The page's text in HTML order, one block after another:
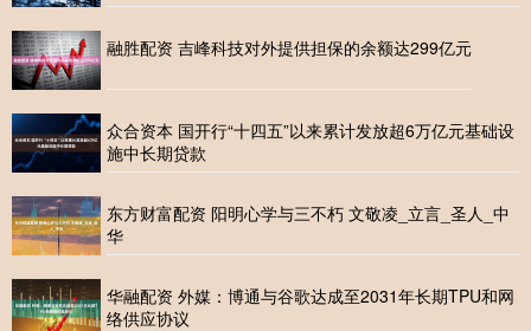
融胜配资 吉峰科技对外提供担保的余额达299亿元
众合资本 国开行“十四五”以来累计发放超6万亿元基础设
施中长期贷款
东方财富配资 阳明心学与三不朽 文敬凌_立言_圣人_中
华
华融配资 外媒：博通与谷歌达成至2031年长期TPU和网
络供应协议